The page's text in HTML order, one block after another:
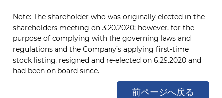
Note: The shareholder who was originally elected in the
shareholders meeting on 3.20.2020; however, for the
purpose of complying with the governing laws and
regulations and the Company’s applying first-time
stock listing, resigned and re-elected on 6.29.2020 and
had been on board since.
前ページへ戻る